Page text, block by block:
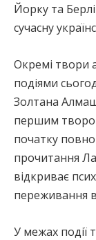
Йорку та
сучасну
Окремі твори
подіями
Золтана
першим
початку
прочитання
відкриває
переживання
У межах події